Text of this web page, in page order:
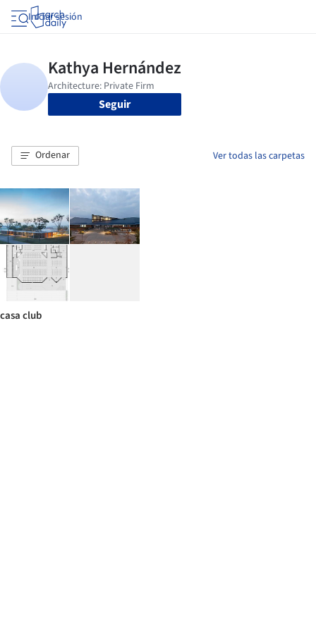
Iniciar sesión
Seguir
Ordenar Ver todas las carpetas
casa club